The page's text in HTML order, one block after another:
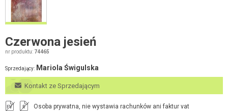
Czerwona jesień
nr produktu: 74465
Sprzedający: Mariola Świgulska
Kontakt ze Sprzedającym
FV R Osoba prywatna, nie wystawia rachunków ani faktur vat